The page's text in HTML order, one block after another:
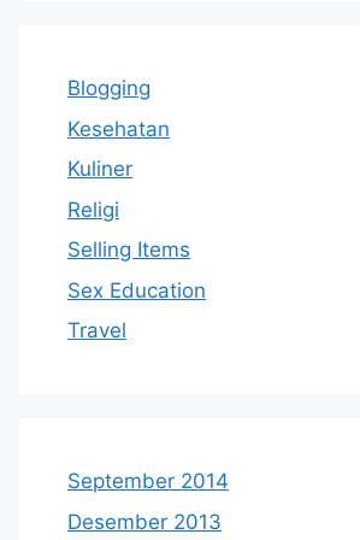
Blogging
Kesehatan
Kuliner
Religi
Selling Items
Sex Education
Travel
September 2014
Desember 2013